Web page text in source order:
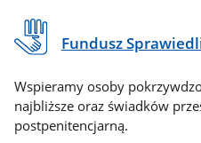
Fundusz
Wspieramy osoby
najbliższe oraz świadków
postpenitencjarną.